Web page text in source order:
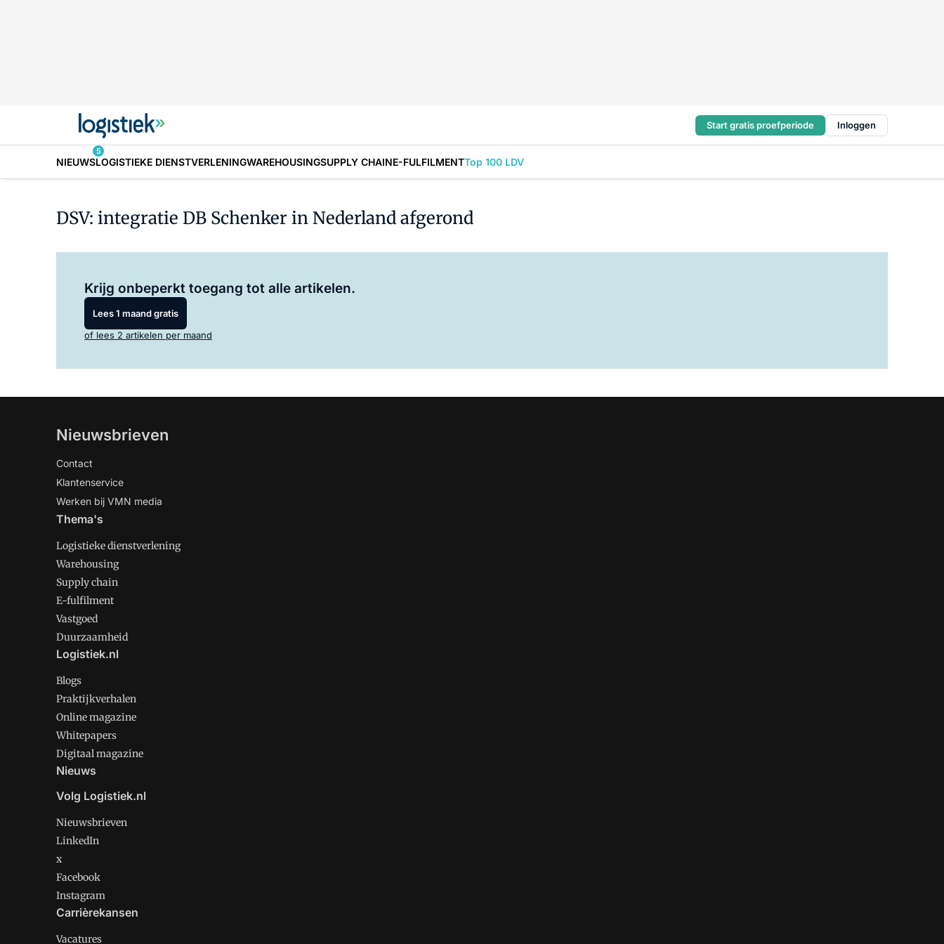
Start gratis proefperiode Inloggen
NIEUWS
5
LOGISTIEKE DIENSTVERLENINGWAREHOUSINGSUPPLY CHAINE-FULFILMENTTop 100 LDV
DSV: integratie DB Schenker in Nederland afgerond
Krijg onbeperkt toegang tot alle artikelen.
Lees 1 maand gratis
of lees 2 artikelen per maand
Nieuwsbrieven
Contact
Klantenservice
Werken bij VMN media
Thema's
Logistieke dienstverlening
Warehousing
Supply chain
E-fulfilment
Vastgoed
Duurzaamheid
Logistiek.nl
Blogs
Praktijkverhalen
Online magazine
Whitepapers
Digitaal magazine
Nieuws
Volg Logistiek.nl
Nieuwsbrieven
LinkedIn
x
Facebook
Instagram
Carrièrekansen
Vacatures